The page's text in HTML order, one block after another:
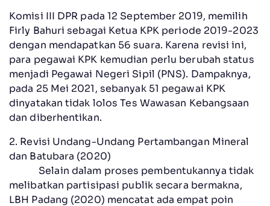
Komisi III DPR pada 12 September 2019, memilih
Firly Bahuri sebagai Ketua KPK periode 2019-2023
dengan mendapatkan 56 suara. Karena revisi ini,
para pegawai KPK kemudian perlu berubah status
menjadi Pegawai Negeri Sipil (PNS). Dampaknya,
pada 25 Mei 2021, sebanyak 51 pegawai KPK
dinyatakan tidak lolos Tes Wawasan Kebangsaan
dan diberhentikan.
2. Revisi Undang-Undang Pertambangan Mineral
dan Batubara (2020)
Selain dalam proses pembentukannya tidak
melibatkan partisipasi publik secara bermakna,
LBH Padang (2020) mencatat ada empat poin